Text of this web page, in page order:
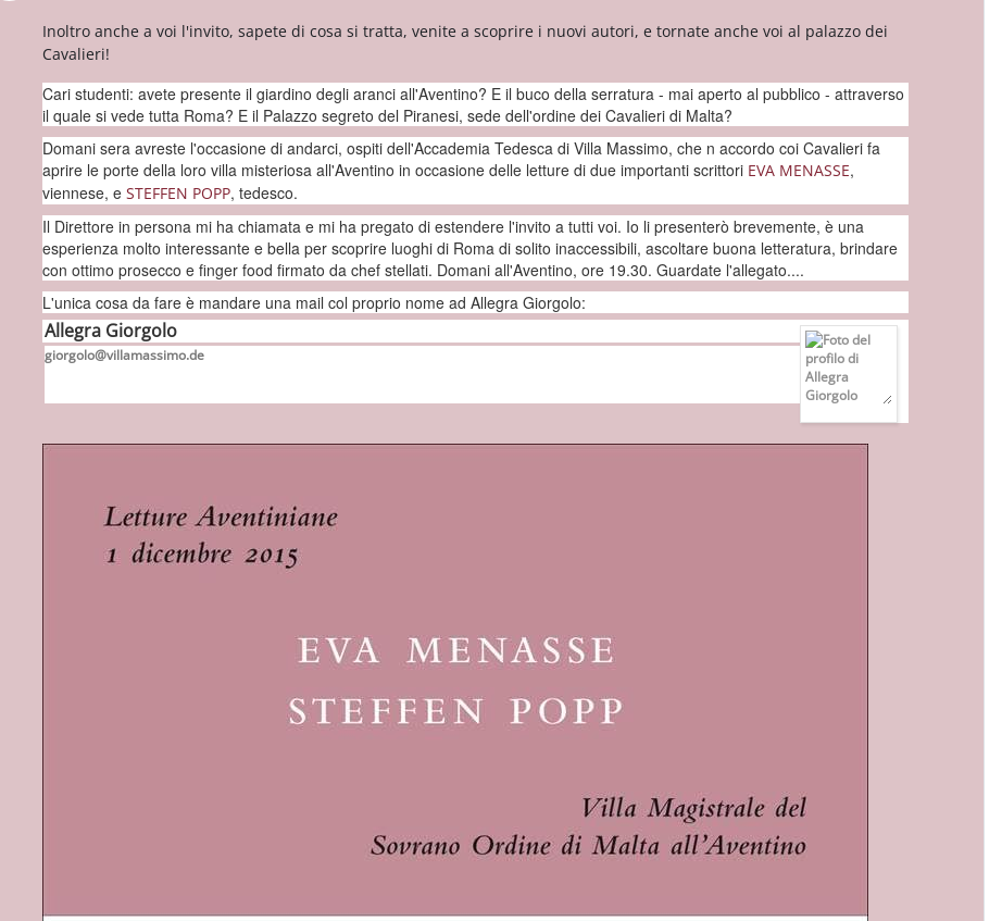
Inoltro anche a voi l'invito, sapete di cosa si tratta, venite a scoprire i nuovi autori, e tornate anche voi al palazzo dei
Cavalieri!
Cari studenti: avete presente il giardino degli aranci all'Aventino? E il buco della serratura - mai aperto al pubblico - attraverso
il quale si vede tutta Roma? E il Palazzo segreto del Piranesi, sede dell'ordine dei Cavalieri di Malta?
Domani sera avreste l'occasione di andarci, ospiti dell'Accademia Tedesca di Villa Massimo, che n accordo coi Cavalieri fa
aprire le porte della loro villa misteriosa all'Aventino in occasione delle letture di due importanti scrittori EVA MENASSE,
viennese, e STEFFEN POPP, tedesco.
Il Direttore in persona mi ha chiamata e mi ha pregato di estendere l'invito a tutti voi. Io li presenterò brevemente, è una
esperienza molto interessante e bella per scoprire luoghi di Roma di solito inaccessibili, ascoltare buona letteratura, brindare
con ottimo prosecco e finger food firmato da chef stellati. Domani all'Aventino, ore 19.30. Guardate l'allegato....
L'unica cosa da fare è mandare una mail col proprio nome ad Allegra Giorgolo:
Allegra Giorgolo
giorgolo@villamassimo.de